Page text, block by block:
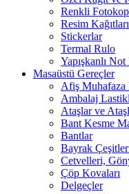
Renkli
Resim Kağıtları
Stickerlar
Termal Rulo
Yapışkanlı Not
Masaüstü Gereçler
Afiş Muhafaza
Ambalaj
Ataşlar ve
Bant Kesme
Bantlar
Bayrak
Cetvelleri,
Çöp Kovaları
Delgeçler